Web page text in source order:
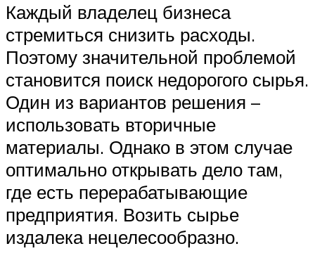
Каждый владелец бизнеса
стремиться снизить расходы.
Поэтому значительной проблемой
становится поиск недорогого сырья.
Один из вариантов решения –
использовать вторичные
материалы. Однако в этом случае
оптимально открывать дело там,
где есть перерабатывающие
предприятия. Возить сырье
издалека нецелесообразно.